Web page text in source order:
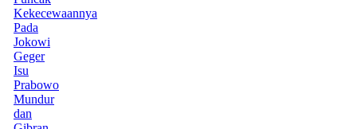
Kekecewaannya
Pada
Jokowi
Geger
Isu
Prabowo
Mundur
dan